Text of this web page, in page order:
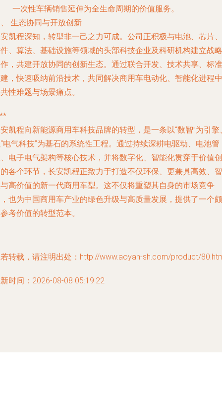
一次性车辆销售延伸为全生命周期的价值服务。
生态协同与开放创新
凯程深知，转型非一己之力可成。公司正积极与电池、芯片、
、算法、基础设施等领域的头部科技企业及科研机构建立战略
，共建开放协同的创新生态。通过联合开发、技术共享、标准
，快速吸纳前沿技术，共同解决商用车电动化、智能化进程中
性难题与场景痛点。
凯程向新能源商用车科技品牌的转型，是一条以“数智”为引擎
电气科技”为基石的系统性工程。通过持续深耕电驱动、电池管
电子电气架构等核心技术，并将数字化、智能化贯穿于价值创
各个环节，长安凯程正致力于打造不仅环保、更兼具高效、智
高价值的新一代商用车型。这不仅将重塑其自身的市场竞争
也为中国商用车产业的绿色升级与高质量发展，提供了一个颇
考价值的转型范本。
转载，请注明出处：http://www.aoyan-sh.com/product/
时间：2026-08-08 05:19:22